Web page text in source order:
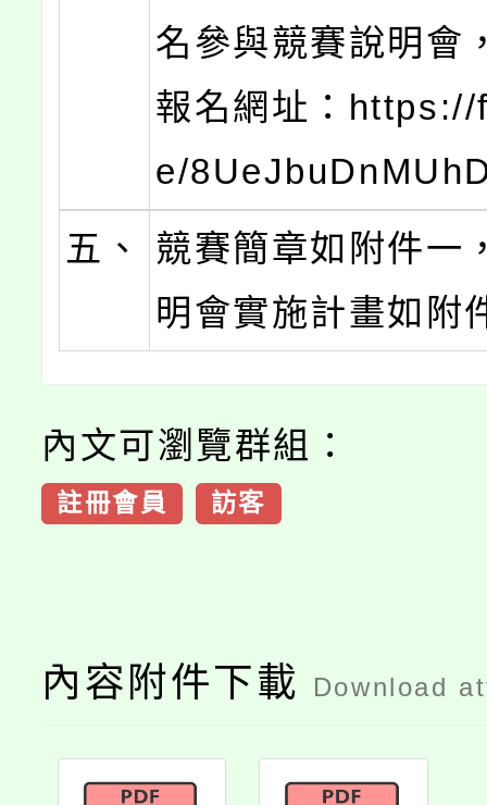
名參與競賽說明會
報名網址：
e/
五、
競賽簡章如附件一
明會實施計畫如附
內文可瀏覽群組：
註冊會員 訪客
內容附件下載 Download